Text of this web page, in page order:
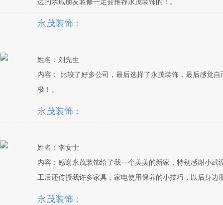
边的亲戚朋友装修一定会推荐永茂装饰的！。
永茂装饰：
姓名：刘先生
内容： 比较了好多公司，最后选择了永茂装饰，最后感觉
极！。
永茂装饰：
姓名：李女士
内容：感谢永茂装饰给了我一个美美的新家，特别感谢小
工后还传授我许多家具，家电使用保养的小技巧，以后身边
永茂装饰：